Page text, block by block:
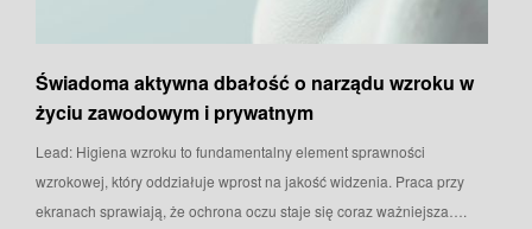
Świadoma aktywna dbałość o narządu wzroku w
życiu zawodowym i prywatnym
Lead: Higiena wzroku to fundamentalny element sprawności
wzrokowej, który oddziałuje wprost na jakość widzenia. Praca przy
ekranach sprawiają, że ochrona oczu staje się coraz ważniejsza….